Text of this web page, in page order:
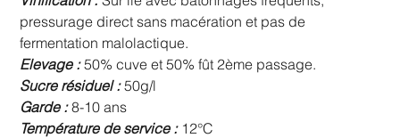
pressurage direct sans macération et pas de
fermentation malolactique.
Elevage :50% cuve et 50% fût 2ème passage.
Sucre résiduel :50g/l
Garde :8-10 ans
Température de service :12°C